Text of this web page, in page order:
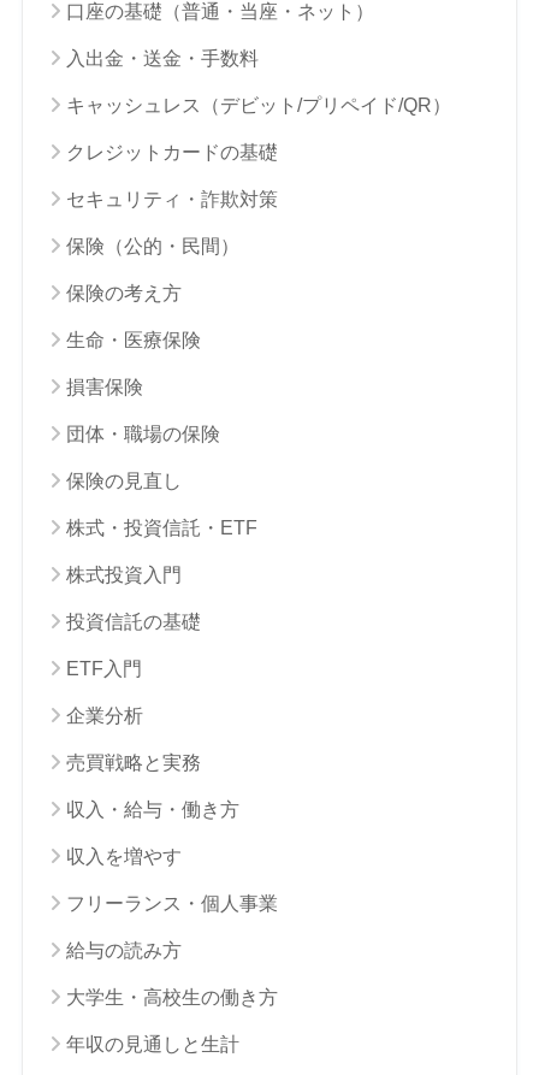
口座の基礎（普通・当座・ネット）
入出金・送金・手数料
キャッシュレス（デビット/プリペイド/QR）
クレジットカードの基礎
セキュリティ・詐欺対策
保険（公的・民間）
保険の考え方
生命・医療保険
損害保険
団体・職場の保険
保険の見直し
株式・投資信託・ETF
株式投資入門
投資信託の基礎
ETF入門
企業分析
売買戦略と実務
収入・給与・働き方
収入を増やす
フリーランス・個人事業
給与の読み方
大学生・高校生の働き方
年収の見通しと生計